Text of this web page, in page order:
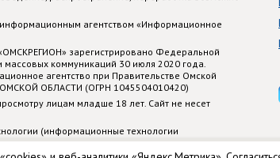
агентством «Информационное
зарегистрировано Федеральной
коммуникаций 30 июля 2020 года.
агентство при Правительстве Омской
ОБЛАСТИ (ОГРН 1045504010420)
лицам младше 18 лет. Сайт не несет
(информационные технологии
сведений, относящихся к предпочтениям
Федерации)